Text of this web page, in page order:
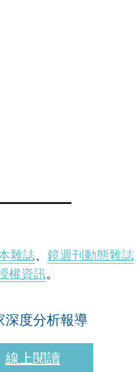
雜誌、 鏡週刊動態雜誌
權資訊。
深度分析報導
線上閱讀